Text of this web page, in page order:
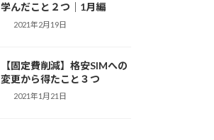
学んだこと２つ｜1月編
2021年2月19日
【固定費削減】格安SIMへの
変更から得たこと３つ
2021年1月21日